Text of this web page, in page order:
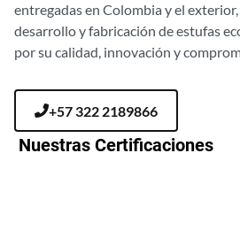
entregadas en Colombia y el
desarrollo y fabricación de estufas
por su calidad, innovación y
+57 322 2189866
Nuestras Certificaciones